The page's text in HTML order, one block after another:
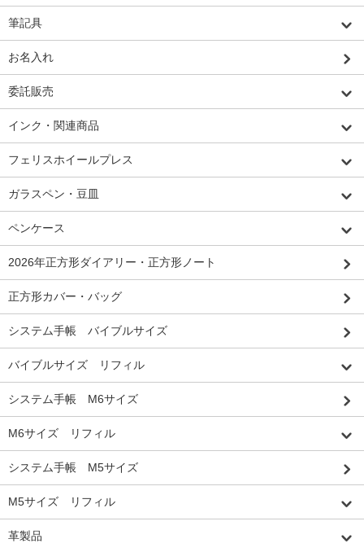
筆記具
お名入れ
委託販売
インク・関連商品
フェリスホイールプレス
ガラスペン・豆皿
ペンケース
2026年正方形ダイアリー・正方形ノート
正方形カバー・バッグ
システム手帳 バイブルサイズ
バイブルサイズ リフィル
システム手帳 M6サイズ
M6サイズ リフィル
システム手帳 M5サイズ
M5サイズ リフィル
革製品